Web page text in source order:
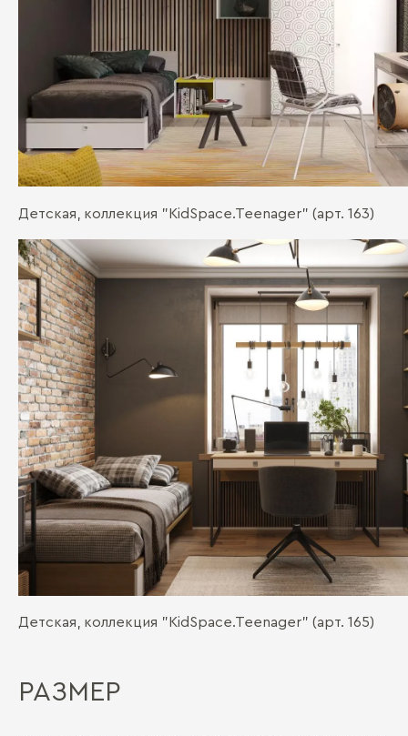
Детская, коллекция "KidSpace.Teenager" (арт. 163)
Детская, коллекция "KidSpace.Teenager" (арт. 165)
РАЗМЕР